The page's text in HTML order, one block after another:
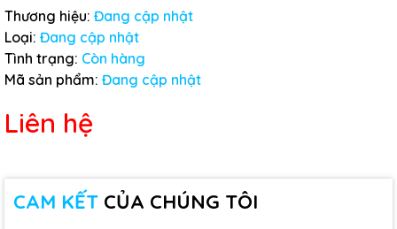
Thương hiệu: Đang cập nhật
Loại: Đang cập nhật
Tình trạng: Còn hàng
Mã sản phẩm: Đang cập nhật
Liên hệ
CAM KẾT CỦA CHÚNG TÔI